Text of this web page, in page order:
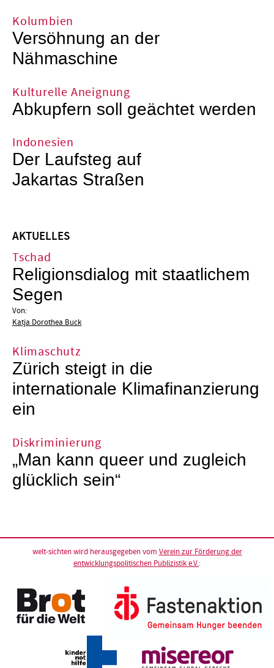
Kolumbien
Versöhnung an der
Nähmaschine
Kulturelle Aneignung
Abkupfern soll geächtet werden
Indonesien
Der Laufsteg auf
Jakartas Straßen
AKTUELLES
Tschad
Religionsdialog mit staatlichem
Segen
Von:
Katja Dorothea Buck
Klimaschutz
Zürich steigt in die
internationale Klimafinanzierung
ein
Diskriminierung
„Man kann queer und zugleich
glücklich sein“
welt-sichten wird herausgegeben vom Verein zur Förderung der
entwicklungspolitischen Publizistik e.V.: